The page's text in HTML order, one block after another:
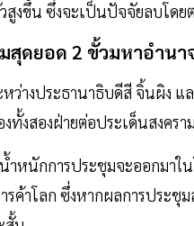
สูงขึ้น ซึ่งจะเป็นปัจจัยลบโดย
สุดยอด 2 ขั้วมหาอำนา
ว่างประธานาธิบดีสี จิ้นผิง
ทั้งสองฝ่ายต่อประเด็นสงคร
ำหนักการประชุมจะออกมาใ
รค้าโลก ซึ่งหากผลการประ